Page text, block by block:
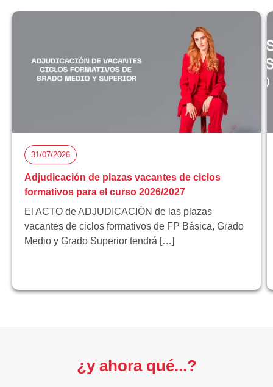
31/07/2026
Adjudicación de plazas vacantes de ciclos
formativos para el curso 2026/2027
El ACTO de ADJUDICACIÓN de las plazas
vacantes de ciclos formativos de FP Básica, Grado
Medio y Grado Superior tendrá […]
¿y ahora qué...?